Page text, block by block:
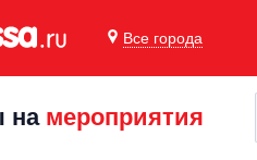
Все города
на мероприятия